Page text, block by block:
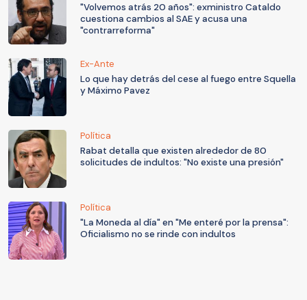
"Volvemos atrás 20 años": exministro Cataldo
cuestiona cambios al SAE y acusa una
"contrarreforma"
Ex-Ante
Lo que hay detrás del cese al fuego entre Squella
y Máximo Pavez
Política
Rabat detalla que existen alrededor de 80
solicitudes de indultos: "No existe una presión"
Política
"La Moneda al día" en "Me enteré por la prensa":
Oficialismo no se rinde con indultos